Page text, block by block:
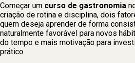
Começar um curso de gastronomia
criação de rotina e disciplina, dois
quem deseja aprender de forma
naturalmente favorável para novos
do tempo e mais motivação para
prático.